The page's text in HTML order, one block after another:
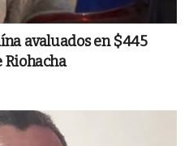
avaluados en $445
Riohacha